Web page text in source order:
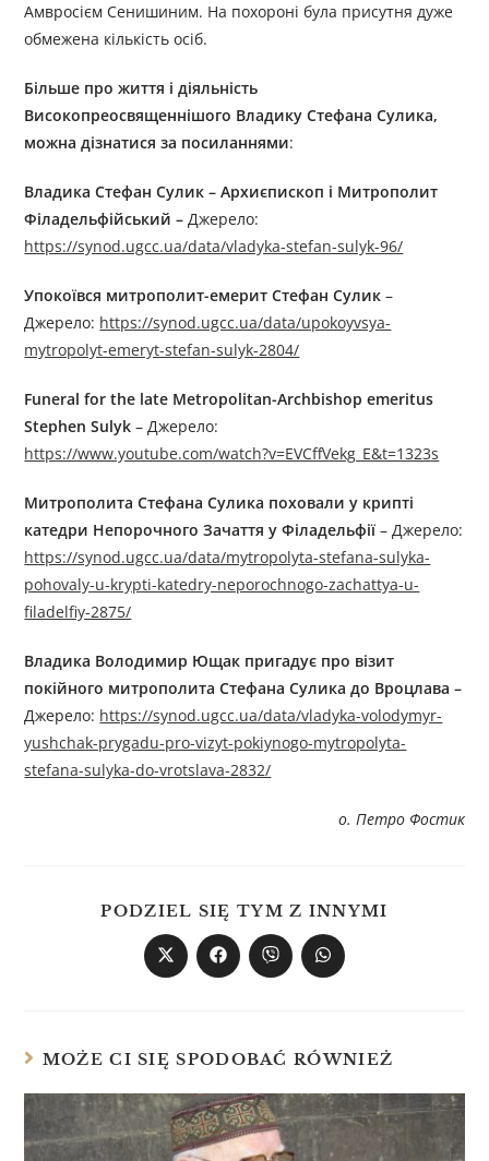
Амвросієм Сенишиним. На похороні була присутня дуже
обмежена кількість осіб.
Більше про життя і діяльність
Високопреосвященнішого ВладикуСтефана Сулика,
можна дізнатися за посиланнями:
Владика Стефан Сулик – Архиєпископ і Митрополит
Філадельфійський – Джерелo:
https://synod.ugcc.ua/data/vladyka-stefan-sulyk-96/
Упокоївся митрополит-емерит Стефан Сулик –
Джерелo: https://synod.ugcc.ua/data/upokoyvsya-
mytropolyt-emeryt-stefan-sulyk-2804/
Funeral for the late Metropolitan-Archbishop emeritus
Stephen Sulyk – Джерелo:
https://www.youtube.com/watch?v=EVCffVekg_E&t=1323s
Митрополита Стефана Сулика поховали у крипті
катедри Непорочного Зачаття у Філадельфії – Джерелo:
https://synod.ugcc.ua/data/mytropolyta-stefana-sulyka-
pohovaly-u-krypti-katedry-neporochnogo-zachattya-u-
filadelfiy-2875/
Владика Володимир Ющак пригадує про візит
покійного митрополита Стефана Сулика до Вроцлава –
Джерелo: https://synod.ugcc.ua/data/vladyka-volodymyr-
yushchak-prygadu-pro-vizyt-pokiynogo-mytropolyta-
stefana-sulyka-do-vrotslava-2832/
о. Петро Фостик
PODZIEL SIĘ TYM Z INNYMI
MOŻE CI SIĘ SPODOBAĆ RÓWNIEŻ